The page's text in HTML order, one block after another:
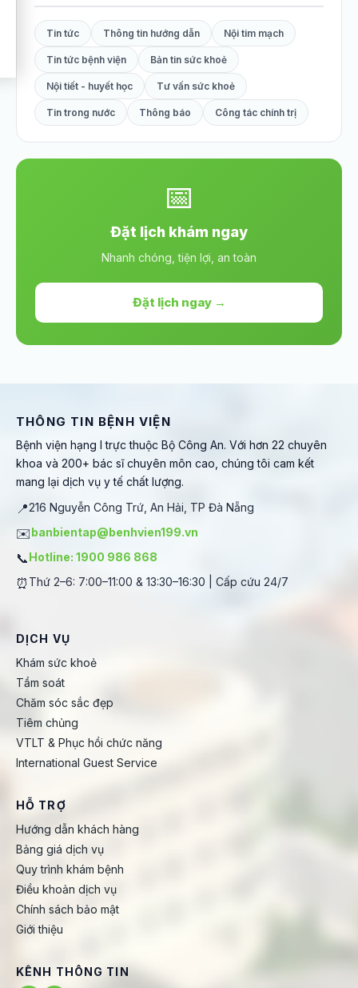
Tin tức Thông tin hướng dẫn Nội tim mạch
Tin tức bệnh viện Bản tin sức khoẻ
Nội tiết - huyết học Tư vấn sức khoẻ
Tin trong nước Thông báo Công tác chính trị
📅
Đặt lịch khám ngay
Nhanh chóng, tiện lợi, an toàn
Đặt lịch ngay →
THÔNG TIN BỆNH VIỆN
Bệnh viện hạng I trực thuộc Bộ Công An. Với hơn 22 chuyên
khoa và 200+ bác sĩ chuyên môn cao, chúng tôi cam kết
mang lại dịch vụ y tế chất lượng.
📍216 Nguyễn Công Trứ, An Hải, TP Đà Nẵng
✉️banbientap@benhvien199.vn
📞Hotline: 1900 986 868
⏰ Thứ 2–6: 7:00–11:00 & 13:30–16:30 | Cấp cứu 24/7
DỊCH VỤ
Khám sức khoẻ
Tầm soát
Chăm sóc sắc đẹp
Tiêm chủng
VTLT & Phục hồi chức năng
International Guest Service
HỖ TRỢ
Hướng dẫn khách hàng
Bảng giá dịch vụ
Quy trình khám bệnh
Điều khoản dịch vụ
Chính sách bảo mật
Giới thiệu
KÊNH THÔNG TIN